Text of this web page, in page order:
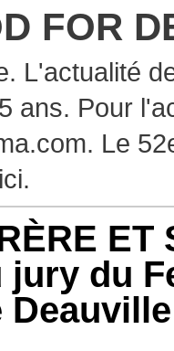
FOR
L'actualité
ans. Pour
Le
jury du